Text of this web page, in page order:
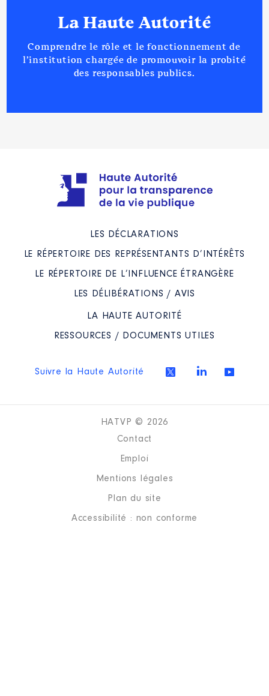
La Haute Autorité
Comprendre le rôle et le fonctionnement de
l’institution chargée de promouvoir la probité
des responsables publics.
LES DÉCLARATIONS
LE RÉPERTOIRE DES REPRÉSENTANTS D’INTÉRÊTS
LE RÉPERTOIRE DE L’INFLUENCE ÉTRANGÈRE
LES DÉLIBÉRATIONS / AVIS
LA HAUTE AUTORITÉ
RESSOURCES / DOCUMENTS UTILES
Suivre la Haute Autorité
HATVP © 2026
Contact
Emploi
Mentions légales
Plan du site
Accessibilité : non conforme